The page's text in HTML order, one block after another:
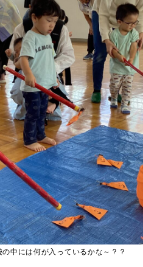
中には何が入っているかな～？？